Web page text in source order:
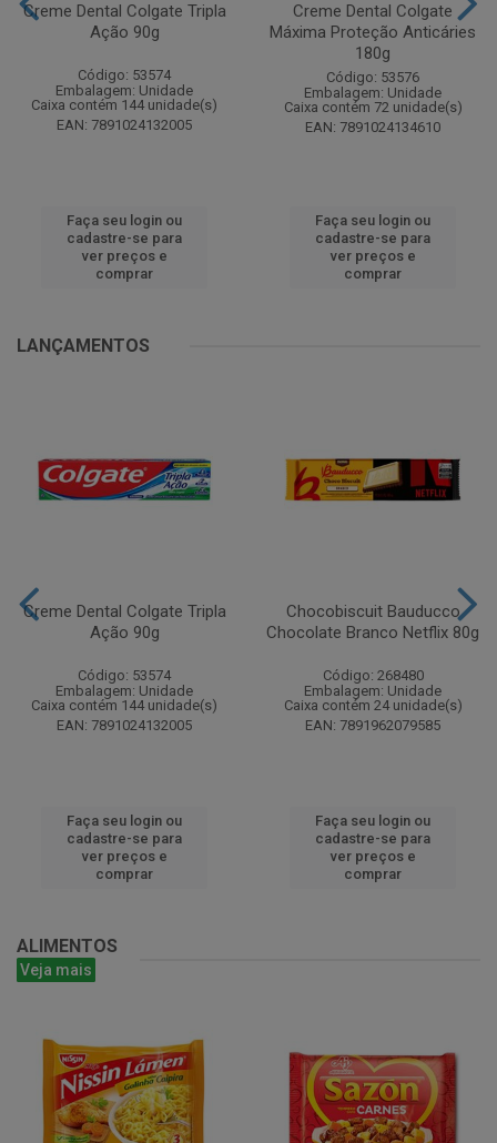
Creme Dental Colgate Tripla
Ação 90g
Código: 53574
Embalagem: Unidade
Caixa contém 144 unidade(s)
EAN: 7891024132005
Faça seu login ou
cadastre-se para
ver preços e
comprar
Creme Dental Colgate
Máxima Proteção Anticáries
180g
Código: 53576
Embalagem: Unidade
Caixa contém 72 unidade(s)
EAN: 7891024134610
Faça seu login ou
cadastre-se para
ver preços e
comprar
LANÇAMENTOS
Creme Dental Colgate Tripla
Ação 90g
Código: 53574
Embalagem: Unidade
Caixa contém 144 unidade(s)
EAN: 7891024132005
Faça seu login ou
cadastre-se para
ver preços e
comprar
Chocobiscuit Bauducco
Chocolate Branco Netflix 80g
Código: 268480
Embalagem: Unidade
Caixa contém 24 unidade(s)
EAN: 7891962079585
Faça seu login ou
cadastre-se para
ver preços e
comprar
ALIMENTOS
Veja mais